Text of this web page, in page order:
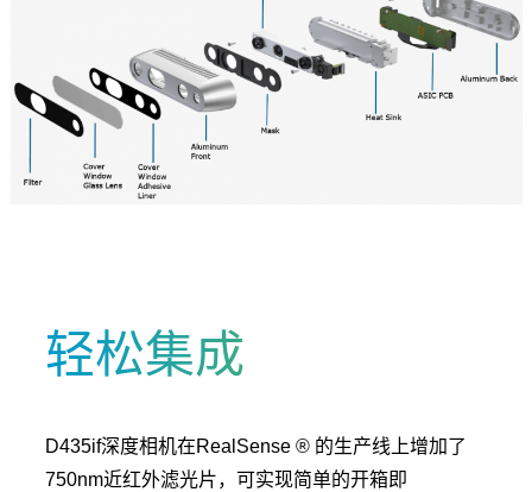
轻松集成
D435if深度相机在RealSense ® 的生产线上增加了
750nm近红外滤光片，可实现简单的开箱即